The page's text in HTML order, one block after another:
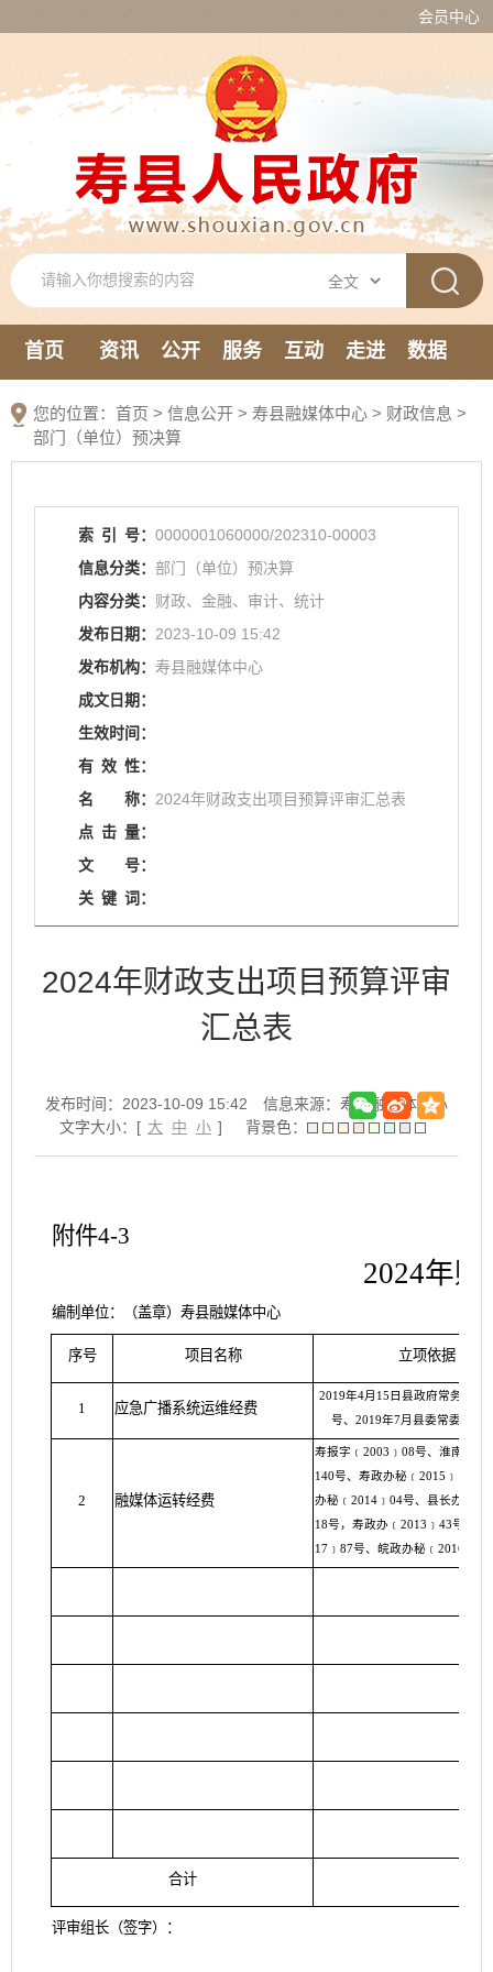
会员中心
首页 资讯 公开 服务 互动 走进
数据
您的位置： 首页 > 信息公开 > 寿县融媒体中心 > 财政信息 >
部门（单位）预决算
索 引 号： 0000001060000/202310-00003
信息分类： 部门（单位）预决算
内容分类： 财政、金融、审计、统计
发布日期： 2023-10-09 15:42
发布机构： 寿县融媒体中心
成文日期：
生效时间：
有 效 性：
名
称： 2024年财政支出项目预算评审汇总表
点 击 量：
文
号：
关 键 词：
2024年财政支出项目预算评审
汇总表
发布时间：2023-10-09 15:42
信息来源：寿县融媒体中心
文字大小：[ 大 中 小 ] 背景色：
附件4-3
2024年
编制单位：（盖章）寿县融媒体中心
序号 项目名称 立项依据
1 应急广播系统运维经费
2019年4月15日县政府常务会议
号、2019年7月县委常委第25
2 融媒体运转经费
寿报字﹝2003﹞08号、淮南办秘
140号、寿政办秘﹝2015﹞122号
办秘﹝2014﹞04号、县长办公会
18号，寿政办﹝2013﹞43号、寿
17﹞87号、皖政办秘
合计
评审组长（签字）：